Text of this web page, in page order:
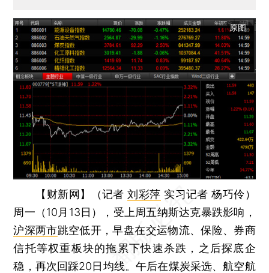
原图
【财新网】（记者刘彩萍 实习记者 杨巧伶）
周一（10月13日），受上周五纳斯达克暴跌影响，
沪深两市跳空低开，早盘在交运物流、保险、券商
信托等权重板块的拖累下快速杀跌，之后探底企
稳，再次回踩20日均线。午后在煤炭采选、航空航